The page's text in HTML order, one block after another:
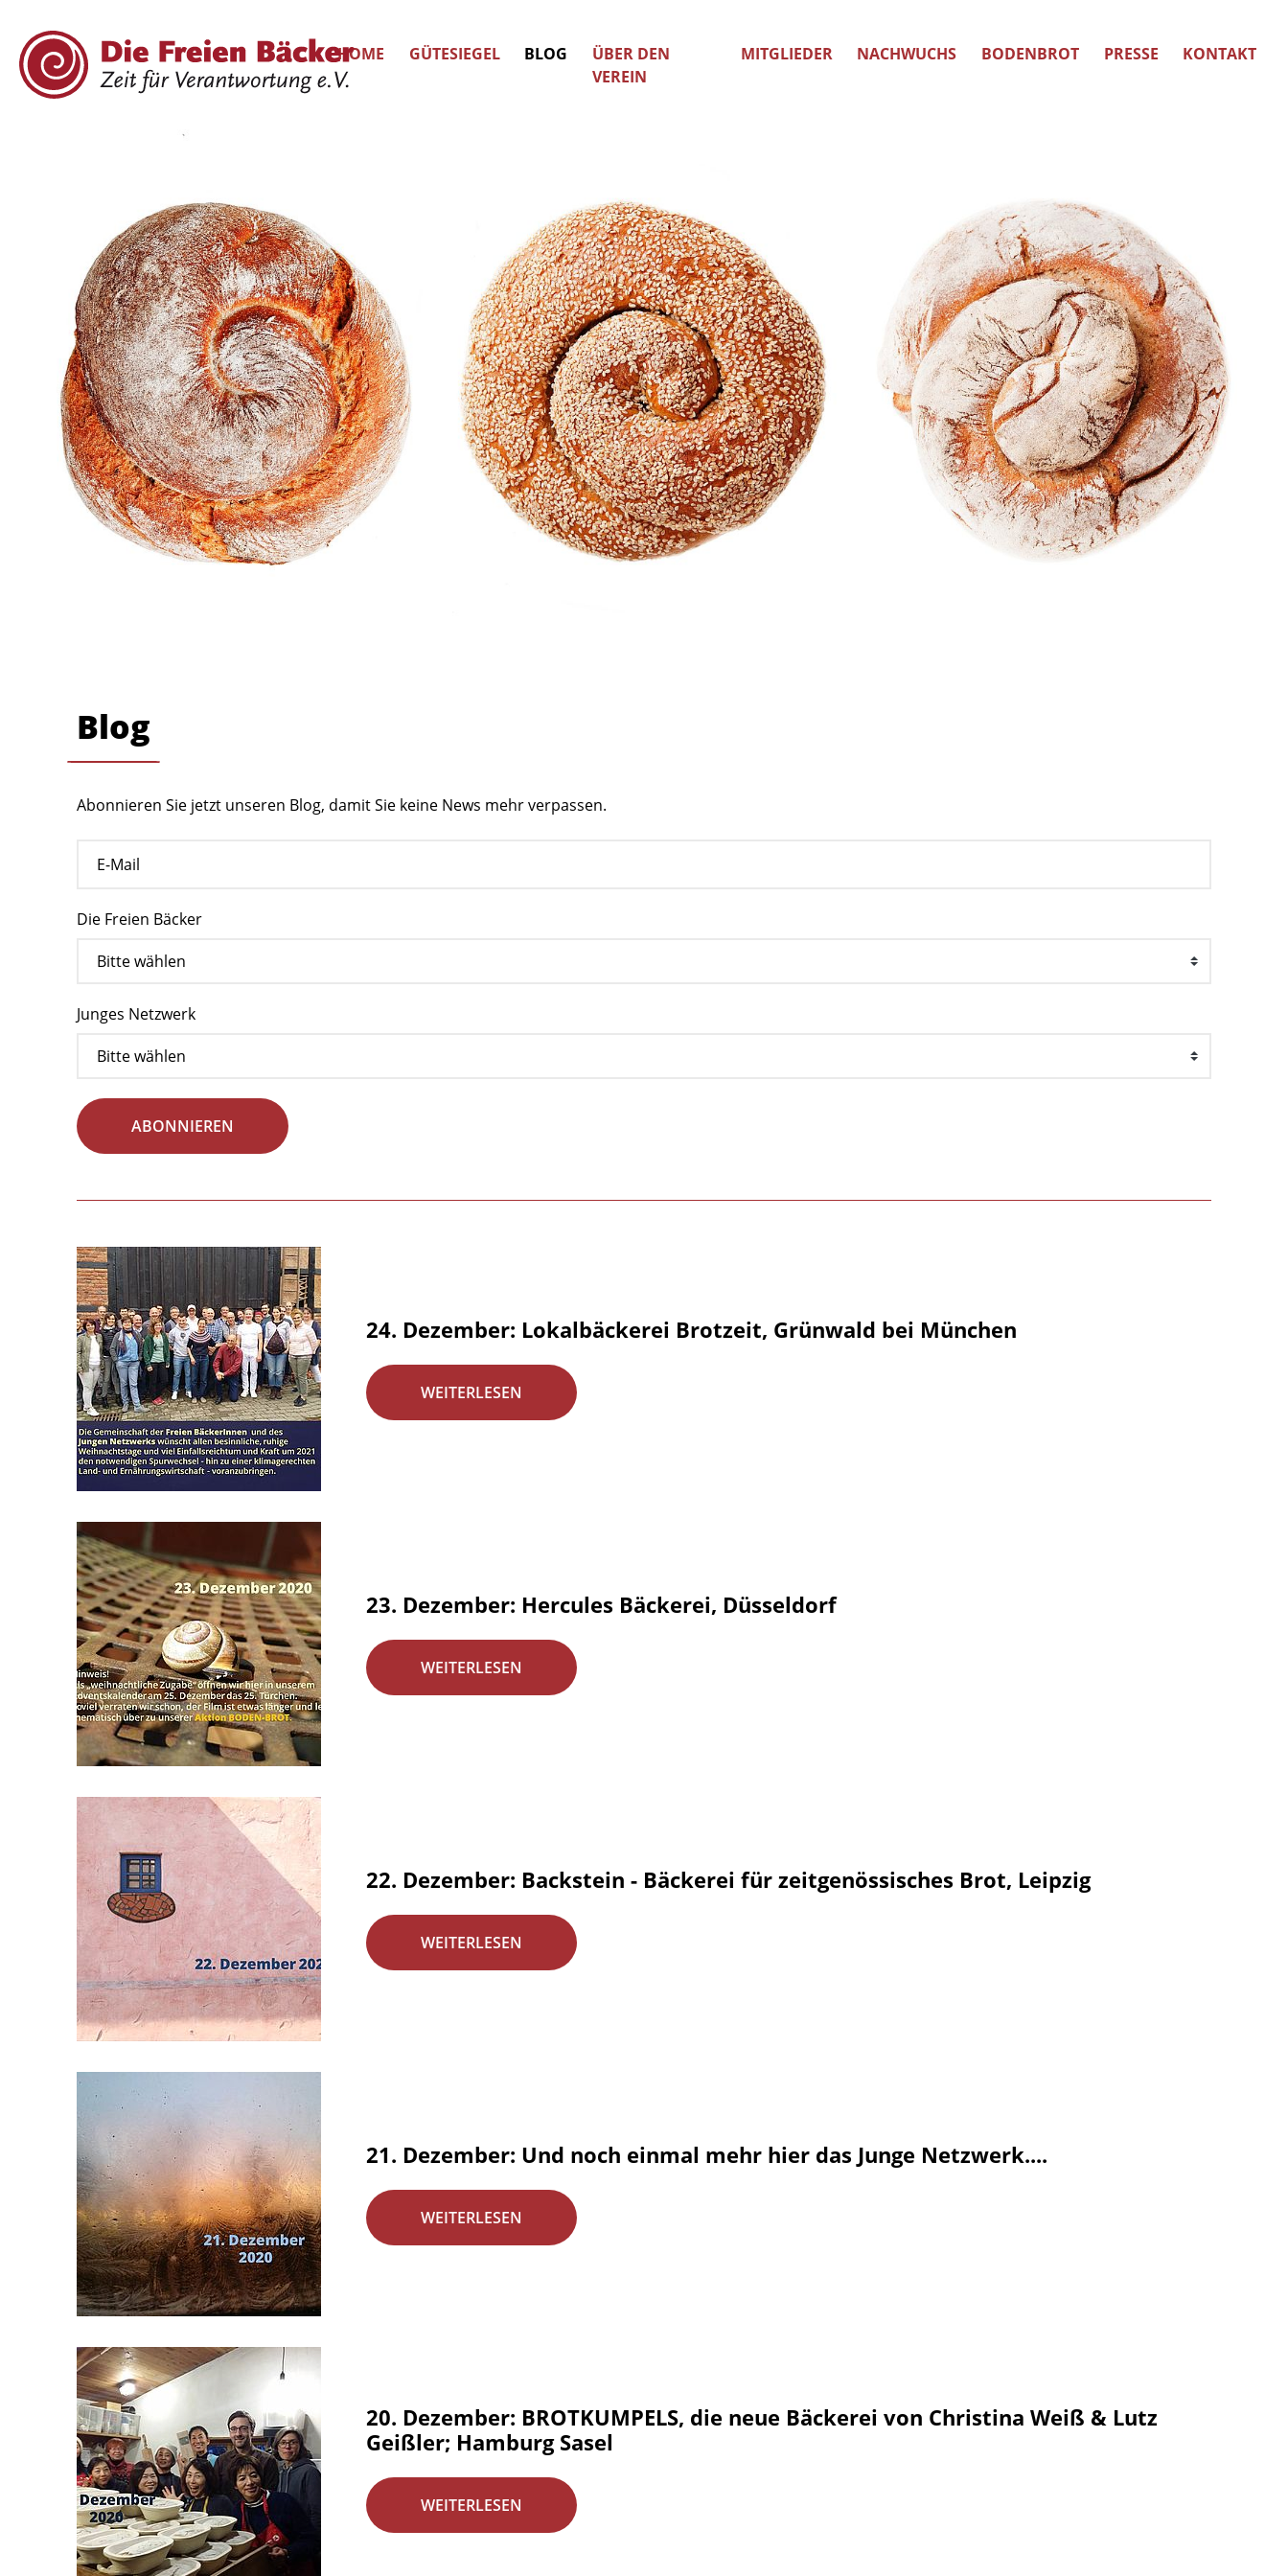
HOME GÜTESIEGEL BLOG
ÜBER DEN
VEREIN
MITGLIEDER NACHWUCHS BODENBROT PRESSE KONTAKT
Blog
Abonnieren Sie jetzt unseren Blog, damit Sie keine News mehr verpassen.
Die Freien Bäcker
Junges Netzwerk
ABONNIEREN
24. Dezember: Lokalbäckerei Brotzeit, Grünwald bei München
WEITERLESEN
23. Dezember: Hercules Bäckerei, Düsseldorf
WEITERLESEN
22. Dezember: Backstein - Bäckerei für zeitgenössisches Brot, Leipzig
WEITERLESEN
21. Dezember: Und noch einmal mehr hier das Junge Netzwerk....
WEITERLESEN
20. Dezember: BROTKUMPELS, die neue Bäckerei von Christina Weiß & Lutz
Geißler; Hamburg Sasel
WEITERLESEN